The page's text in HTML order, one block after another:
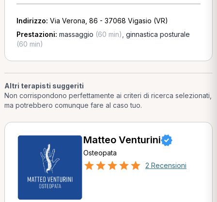
Indirizzo: Via Verona, 86 - 37068 Vigasio (VR)
Prestazioni: massaggio (60 min) ginnastica posturale
(60 min)
Altri terapisti suggeriti
Non corrispondono perfettamente ai criteri di ricerca selezionati,
ma potrebbero comunque fare al caso tuo.
Matteo Venturini
Osteopata
2 Recensioni